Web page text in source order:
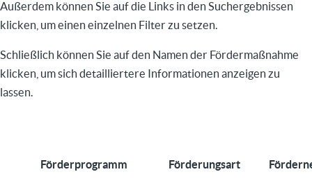
Außerdem können Sie auf die Links in den Suchergebnissen
klicken, um einen einzelnen Filter zu setzen.
Schließlich können Sie auf den Namen der Fördermaßnahme
klicken, um sich detailliertere Informationen anzeigen zu
lassen.
Förderprogramm Förderungsart